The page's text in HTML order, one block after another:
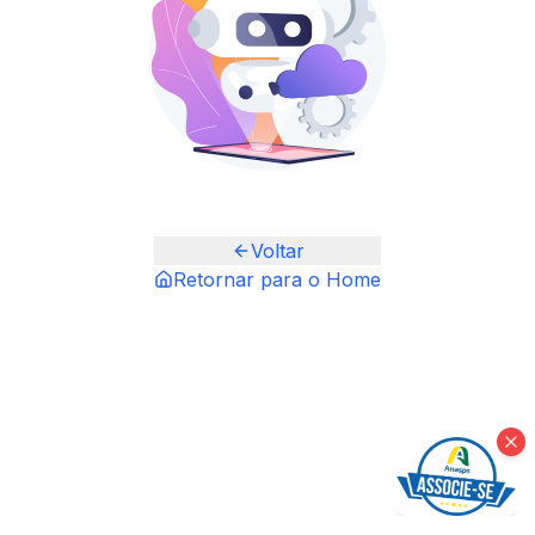
Voltar
Retornar para o Home